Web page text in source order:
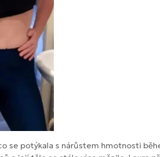
se potýkala s nárůstem hmotnosti